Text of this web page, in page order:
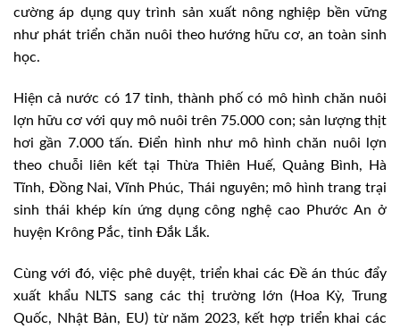
cường áp dụng quy trình sản xuất nông nghiệp bền vững
như phát triển chăn nuôi theo hướng hữu cơ, an toàn sinh
học.
Hiện cả nước có 17 tỉnh, thành phố có mô hình chăn nuôi
lợn hữu cơ với quy mô nuôi trên 75.000 con; sản lượng thịt
hơi gần 7.000 tấn. Điển hình như mô hình chăn nuôi lợn
theo chuỗi liên kết tại Thừa Thiên Huế, Quảng Bình, Hà
Tĩnh, Đồng Nai, Vĩnh Phúc, Thái nguyên; mô hình trang trại
sinh thái khép kín ứng dụng công nghệ cao Phước An ở
huyện Krông Pắc, tỉnh Đắk Lắk.
Cùng với đó, việc phê duyệt, triển khai các Đề án thúc đẩy
xuất khẩu NLTS sang các thị trường lớn (Hoa Kỳ, Trung
Quốc, Nhật Bản, EU) từ năm 2023, kết hợp triển khai các